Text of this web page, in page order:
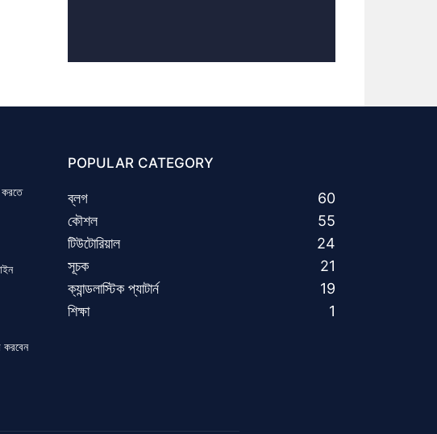
POPULAR CATEGORY
ব্লগ
60
কৌশল
55
টিউটোরিয়াল
24
সূচক
21
ক্যান্ডলাস্টিক প্যাটার্ন
19
শিক্ষা
1